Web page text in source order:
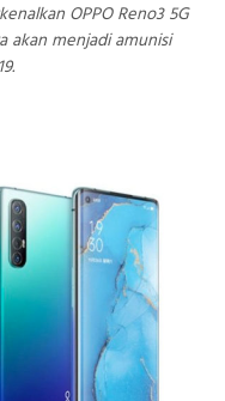
OPPO Reno3 5G
akan menjadi amunisi